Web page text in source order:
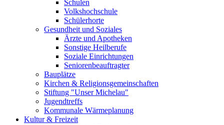
Schulen
Volkshochschule
Schülerhorte
Gesundheit und Soziales
Ärzte und Apotheken
Sonstige Heilberufe
Soziale Einrichtungen
Seniorenbeauftragter
Bauplätze
Kirchen & Religionsgemeinschaften
Stiftung "Unser Michelau"
Jugendtreffs
Kommunale Wärmeplanung
Kultur & Freizeit